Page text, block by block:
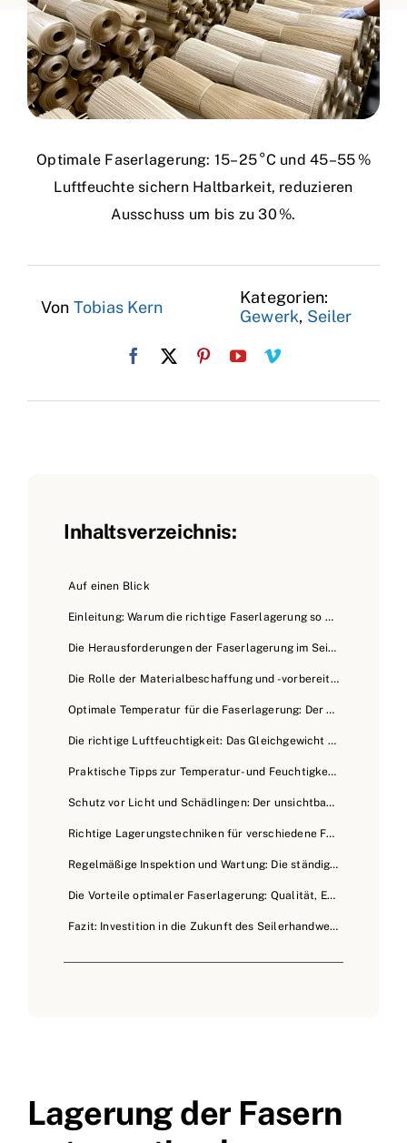
Optimale Faserlagerung: 15–25 °C und 45–55 %
Luftfeuchte sichern Haltbarkeit, reduzieren
Ausschuss um bis zu 30 %.
Von Tobias Kern
Kategorien:
Gewerk, Seiler
Inhaltsverzeichnis:
Auf einen Blick
Einleitung: Warum die richtige Faserlagerung so wichtig ist
Die Herausforderungen der Faserlagerung im Seilerhandwerk
Die Rolle der Materialbeschaffung und -vorbereitung im Seilerhandwerk
Optimale Temperatur für die Faserlagerung: Der Goldlöckchen-Effekt
Die richtige Luftfeuchtigkeit: Das Gleichgewicht finden
Praktische Tipps zur Temperatur- und Feuchtigkeitskontrolle
Schutz vor Licht und Schädlingen: Der unsichtbare Feind
Richtige Lagerungstechniken für verschiedene Fasertypen
Regelmäßige Inspektion und Wartung: Die ständige Kontrolle
Die Vorteile optimaler Faserlagerung: Qualität, Effizienz und Wirtschaftlichkeit
Fazit: Investition in die Zukunft des Seilerhandwerks
Lagerung der Fasern